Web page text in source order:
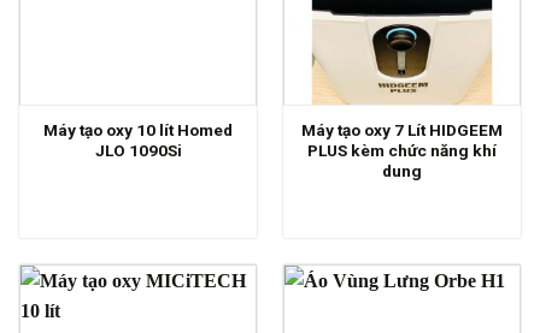
Máy tạo oxy 10 lít Homed
JLO 1090Si
Máy tạo oxy 7 Lít HIDGEEM
PLUS kèm chức năng khí
dung